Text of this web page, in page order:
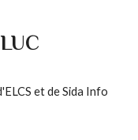
et de Sida Info